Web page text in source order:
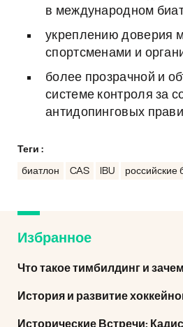
в международном
укреплению доверия
спортсменами и
более прозрачной и
системе контроля за
антидопинговых
Теги :
биатлон CAS IBU российские
Избранное
Что такое тимбилдинг и
История и развитие
Исторические Встречи: